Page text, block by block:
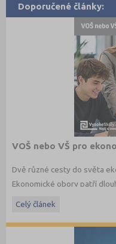
Doporučené články:
VOŠ nebo VŠ pro
Dvě různé cesty do světa
Ekonomické obory patří
studovat, ale také jakým
ekonomické studium a úzké
Celý článek